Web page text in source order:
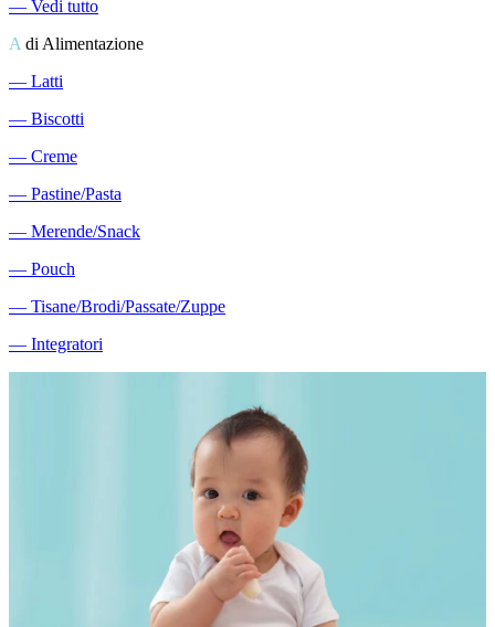
― Vedi tutto
A di Alimentazione
― Latti
― Biscotti
― Creme
― Pastine/Pasta
― Merende/Snack
― Pouch
― Tisane/Brodi/Passate/Zuppe
― Integratori